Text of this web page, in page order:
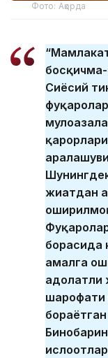
Фото: Ақорда
Сиёсий
жиҳатдан
борасида
амалга
адолатли
шарофати